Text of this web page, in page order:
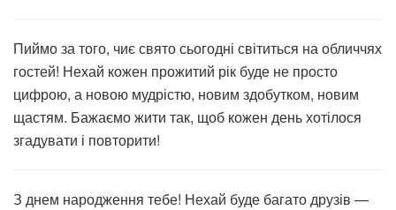
Пиймо за того, чиє свято сьогодні світиться на обличчях
гостей! Нехай кожен прожитий рік буде не просто
цифрою, а новою мудрістю, новим здобутком, новим
щастям. Бажаємо жити так, щоб кожен день хотілося
згадувати і повторити!
З днем народження тебе! Нехай буде багато друзів —